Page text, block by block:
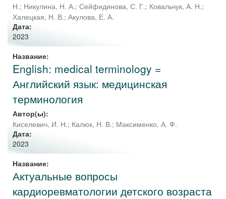
Н.; Никулина, Н. А.; Сейфидинова, С. Г.; Ковальчук, А. Н.;
Халецкая, Н. В.; Акулова, Е. А.
Дата:
2023
Название:
English: medical terminology =
Английский язык: медицинская
терминология
Автор(ы):
Киселевич, И. Н.; Калюк, Н. В.; Максименко, А. Ф.
Дата:
2023
Название:
Актуальные вопросы
кардиоревматологии детского возраста